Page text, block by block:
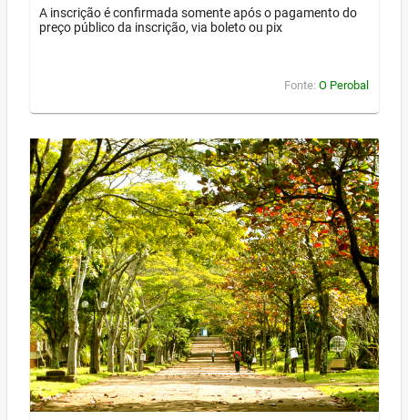
A inscrição é confirmada somente após o pagamento do
preço público da inscrição, via boleto ou pix
Fonte: O Perobal